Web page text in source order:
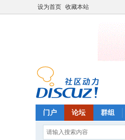
设为首页 收藏本站
门户 论坛 群组